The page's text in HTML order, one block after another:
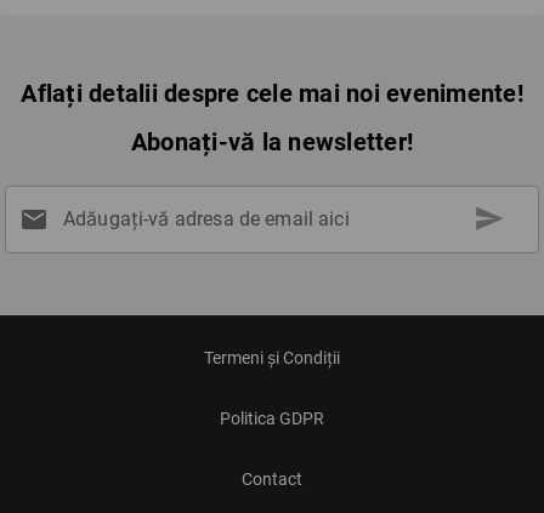
Aflați detalii despre cele mai noi evenimente!
Abonați-vă la newsletter!
mail Adăugați-vă adresa de email aici send
Termeni și Condiții
Politica GDPR
Contact